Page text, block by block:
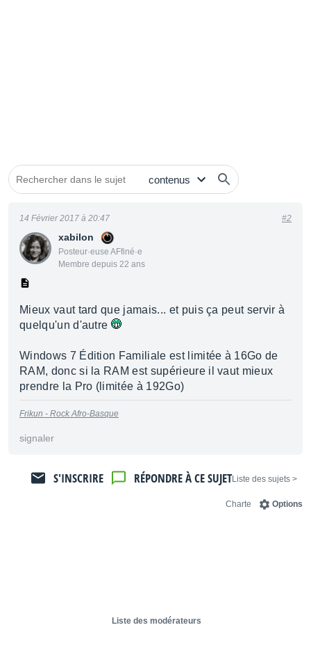
xabilon
Posteur·euse AFfiné·e
Membre depuis 22 ans
14 Février 2017 à 20:47 #2
Mieux vaut tard que jamais... et puis ça peut servir à
quelqu'un d'autre
Windows 7 Édition Familiale est limitée à 16Go de
RAM, donc si la RAM est supérieure il vaut mieux
prendre la Pro (limitée à 192Go)
Frikun - Rock Afro-Basque
signaler
< Liste des sujets
RÉPONDRE À CE SUJET
S'INSCRIRE
Options
Charte
Liste des modérateurs